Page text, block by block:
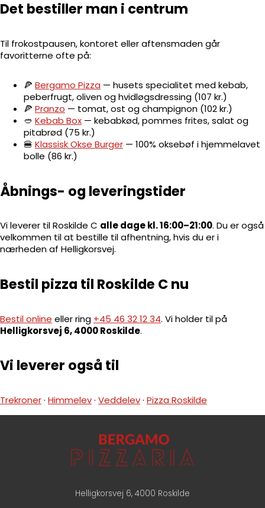
Det bestiller man i centrum
Til frokostpausen, kontoret eller aftensmaden går
favoritterne ofte på:
🍕 Bergamo Pizza — husets specialitet med kebab,
peberfrugt, oliven og hvidløgsdressing (107 kr.)
🍕 Pranzo — tomat, ost og champignon (102 kr.)
🥙 Kebab Box — kebabkød, pommes frites, salat og
pitabrød (75 kr.)
🍔 Klassisk Okse Burger — 100% oksebøf i hjemmelavet
bolle (86 kr.)
Åbnings- og leveringstider
Vi leverer til Roskilde C alle dage kl. 16:00–21:00. Du er også
velkommen til at bestille til afhentning, hvis du er i
nærheden af Helligkorsvej.
Bestil pizza til Roskilde C nu
Bestil online eller ring +45 46 32 12 34. Vi holder til på
Helligkorsvej 6, 4000 Roskilde.
Vi leverer også til
Trekroner· Himmelev· Veddelev· Pizza Roskilde
Helligkorsvej 6, 4000 Roskilde